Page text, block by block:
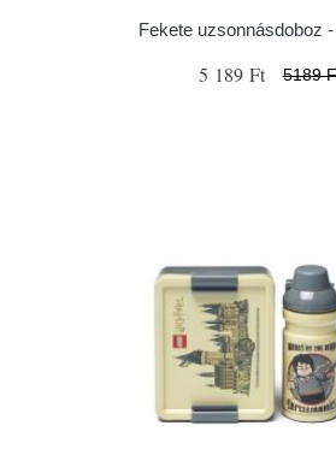
Fekete uzsonnásdoboz
5 189 Ft 5189